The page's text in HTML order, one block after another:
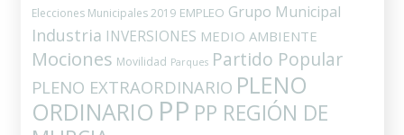
Elecciones Municipales 2019 EMPLEO Grupo Municipal
Industria INVERSIONES MEDIO AMBIENTE
Mociones Movilidad Parques Partido Popular
PLENO EXTRAORDINARIO PLENO
ORDINARIO PP PP REGIÓN DE